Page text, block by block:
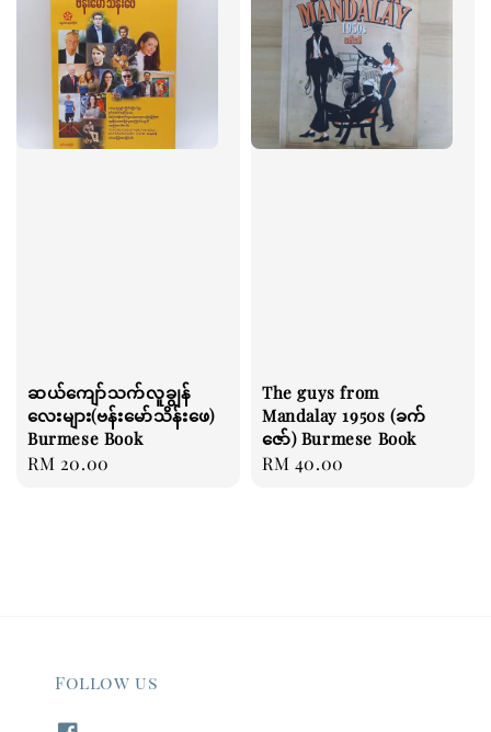
ဆယ်ကျော်သက်လူချွန်
လေးများ(ဗန်းမော်သိန်းဖေ)
Burmese Book
Regular
RM 20.00
The guys from
Mandalay 1950s (ခက်
ဇော်) Burmese Book
Regular
RM 40.00
Follow us